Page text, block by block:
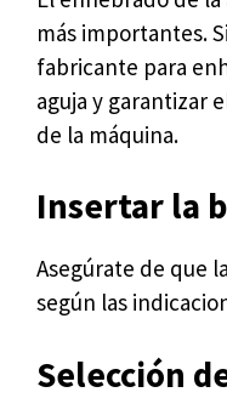
más importantes.
fabricante para
aguja y garantizar
de la máquina.
Insertar la
Asegúrate de que
según las
Selección